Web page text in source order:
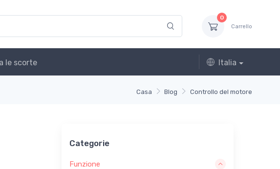
0
Carrello
le scorte Italia
Casa Blog Controllo del motore
Categorie
Funzione